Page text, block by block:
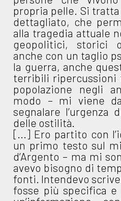
propria pelle. Si
dettagliato, che
alla tragedia attuale
geopolitici, storici
anche con un taglio
la guerra, anche
terribili ripercussioni
popolazione negli
modo – mi viene
segnalare l’urgenza
delle ostilità.
[...] Ero partito con
un primo testo sul
d’Argento – ma mi
avevo bisogno di
fonti. Intendevo
fosse più specifica